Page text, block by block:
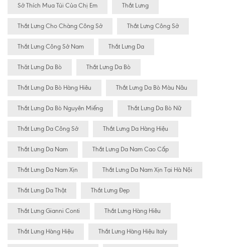
Sở Thích Mua Túi Của Chị Em Thắt Lưng
Thắt Lưng Cho Chàng Công Sở Thắt Lưng Công Sở
Thắt Lưng Công Sở Nam Thắt Lưng Da
Thăt Lưng Da Bò Thắt Lưng Da Bò
Thắt Lưng Da Bò Hàng Hiêu Thắt Lưng Da Bò Màu Nâu
Thắt Lưng Da Bò Nguyên Miếng Thắt Lưng Da Bò Nữ
Thắt Lưng Da Công Sở Thắt Lưng Da Hàng Hiệu
Thắt Lưng Da Nam Thắt Lưng Da Nam Cao Cấp
Thắt Lưng Da Nam Xịn Thắt Lưng Da Nam Xịn Tại Hà Nội
Thắt Lưng Da Thật Thắt Lưng Đẹp
Thắt Lưng Gianni Conti Thắt Lưng Hàng Hiêu
Thắt Lưng Hàng Hiệu Thắt Lưng Hàng Hiệu Italy